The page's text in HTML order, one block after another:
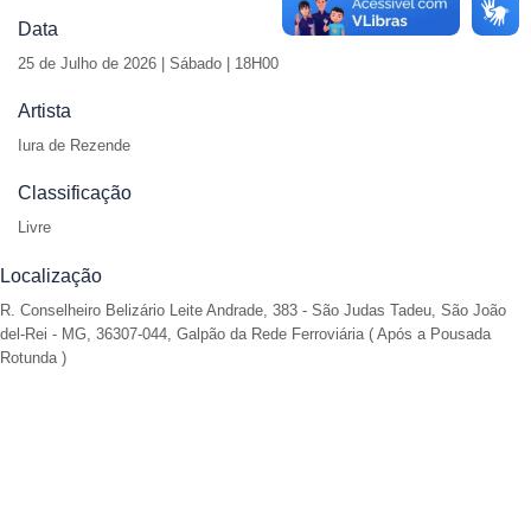
Data
25 de Julho de 2026 | Sábado | 18H00
Artista
Iura de Rezende
Classificação
Livre
Localização
R. Conselheiro Belizário Leite Andrade, 383 - São Judas Tadeu, São João
del-Rei - MG, 36307-044, Galpão da Rede Ferroviária ( Após a Pousada
Rotunda )